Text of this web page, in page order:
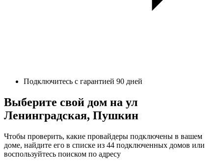
Подключитесь с гарантией 90 дней
Выберите свой дом на ул
Ленинградская, Пушкин
Чтобы проверить, какие провайдеры подключены в вашем
доме, найдите его в списке из 44 подключенных домов или
воспользуйтесь поиском по адресу